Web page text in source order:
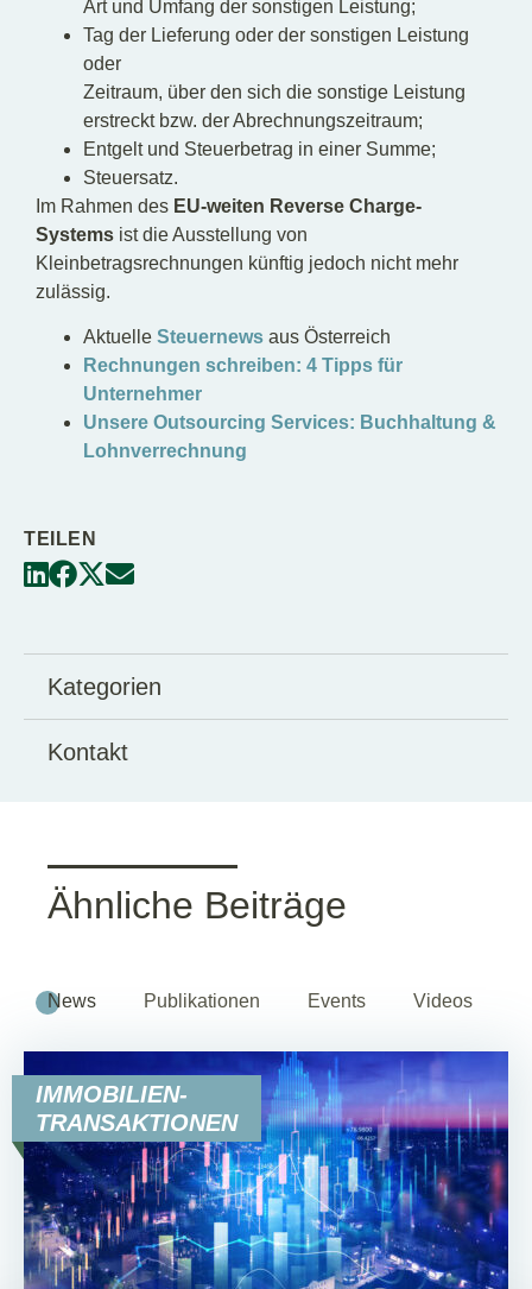
Art und Umfang der sonstigen Leistung;
Tag der Lieferung oder der sonstigen Leistung
oder
Zeitraum, über den sich die sonstige Leistung
erstreckt bzw. der Abrechnungszeitraum;
Entgelt und Steuerbetrag in einer Summe;
Steuersatz.
Im Rahmen des EU-weiten Reverse Charge-
Systems ist die Ausstellung von
Kleinbetragsrechnungen künftig jedoch nicht mehr
zulässig.
Aktuelle Steuernews aus Österreich
Rechnungen schreiben: 4 Tipps für
Unternehmer
Unsere Outsourcing Services: Buchhaltung &
Lohnverrechnung
TEILEN
Kategorien
Kontakt
Ähnliche Beiträge
News Publikationen Events Videos
IMMOBILIEN-
TRANSAKTIONEN